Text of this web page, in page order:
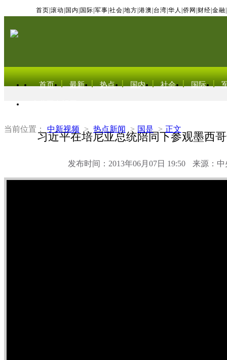
首页 滚动 国内 国际 军事 社会 地方 港澳 台湾 华人 侨网 财经 金融
首页 最新 热点 国内 社会 国际
当前位置： 中新视频 > 热点新闻 > 国是 > 正文
习近平在培尼亚总统陪同下参观墨西
发布时间：2013年06月07日 19:50 来源：中